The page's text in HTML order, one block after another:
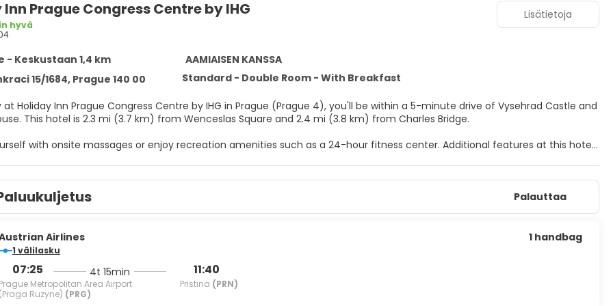
Prague Congress Centre by IHG
hyvä
- Keskustaan ​​1,4 km
AAMIAISEN KANSSA
15/1684, Prague 140 00
Standard - Double Room - With Breakfast
Holiday Inn Prague Congress Centre by IHG in Prague (Prague 4), you'll be within a 5-minute drive of Vysehrad Castle and
Dancing House. This hotel is 2.3 mi (3.7 km) from Wenceslas Square and 2.4 mi (3.8 km) from Charles Bridge.
with onsite massages or enjoy recreation amenities such as a 24-hour fitness center. Additional features at this hotel
at home in one of the 254 guestrooms. Complimentary wired and wireless internet access keeps you connected, and
provides entertainment. Private bathrooms have complimentary toiletries and hair dryers. Conveniences include
as safes and desks.
appetite for lunch or dinner at the hotel's restaurant, Cafe Restaurant Esprit, or stay in and take advantage of the room
limited hours). Wrap up your day with a drink at the bar/lounge. Buffet breakfasts are served on weekdays from 6:30 AM
and on weekends from 6:30 AM to 11:00 AM for a fee.
include complimentary wired internet access, a 24-hour business center, and dry cleaning/laundry services.
event in Prague? This hotel has 753 square feet (70 square meters) of space consisting of a conference center and 5
Lisätietoja
Palauttaa
Airlines
1 välilasku
07:25
Prague Metropolitan Area Airport
(Praga Ruzyne) (PRG)
4t 15min 11:40
Pristina (PRN)
1 handbag